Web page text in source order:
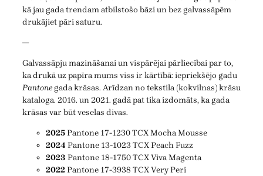
kā jau gada trendam atbilstošo bāzi un bez galvassāpēm
drukājiet pāri saturu.
—
Galvassāpju mazināšanai un vispārējai pārliecībai par to,
ka drukā uz papīra mums viss ir kārtībā: iepriekšējo gadu
Pantonegada krāsas. Arīdzan no tekstila (kokvilnas) krāsu
kataloga. 2016. un 2021. gadā pat tika izdomāts, ka gada
krāsas var būt veselas divas.
2025Pantone 17-1230 TCX Mocha Mousse
2024 Pantone 13-1023 TCX Peach Fuzz
2023 Pantone 18-1750 TCX Viva Magenta
2022Pantone 17-3938 TCX Very Peri